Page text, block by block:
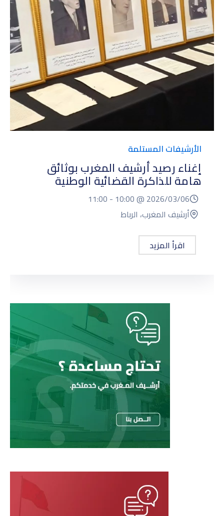
الأرشيفات المستلمة
إغناء رصيد أرشيف المغرب بوثائق
هامة للذاكرة القضائية الوطنية
2026/03/06 @
10:00 -
11:00
أرشيف المغرب، الرباط
اقرأ المزيد